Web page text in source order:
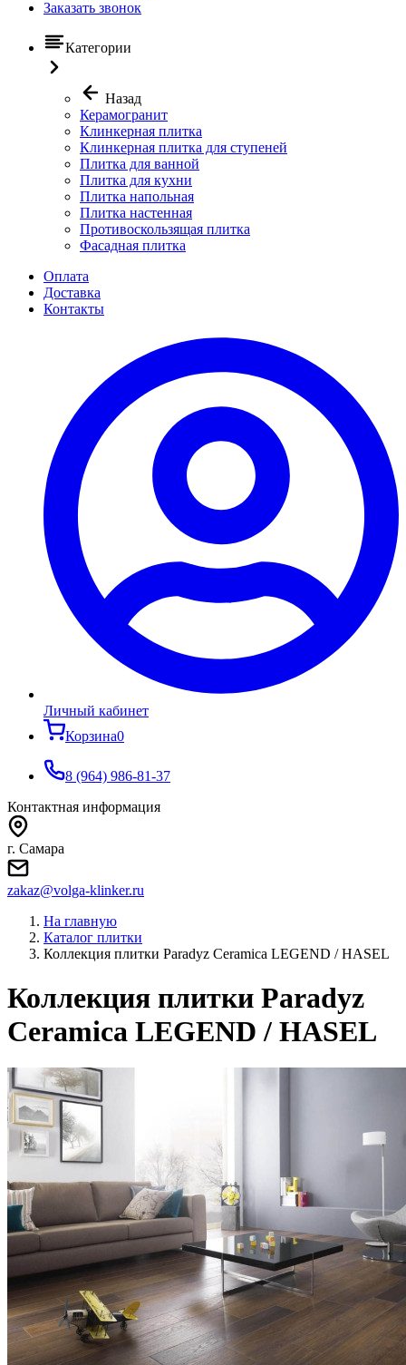
Заказать звонок
Категории
Назад
Керамогранит
Клинкерная плитка
Клинкерная плитка для ступеней
Плитка для ванной
Плитка для кухни
Плитка напольная
Плитка настенная
Противоскользящая плитка
Фасадная плитка
Оплата
Доставка
Контакты
Личный кабинет
Корзина0
8 (964) 986-81-37
Контактная информация
г. Самара
zakaz@volga-klinker.ru
На главную
Каталог плитки
Коллекция плитки Paradyz Ceramica LEGEND / HASEL
Коллекция плитки Paradyz
Ceramica LEGEND / HASEL